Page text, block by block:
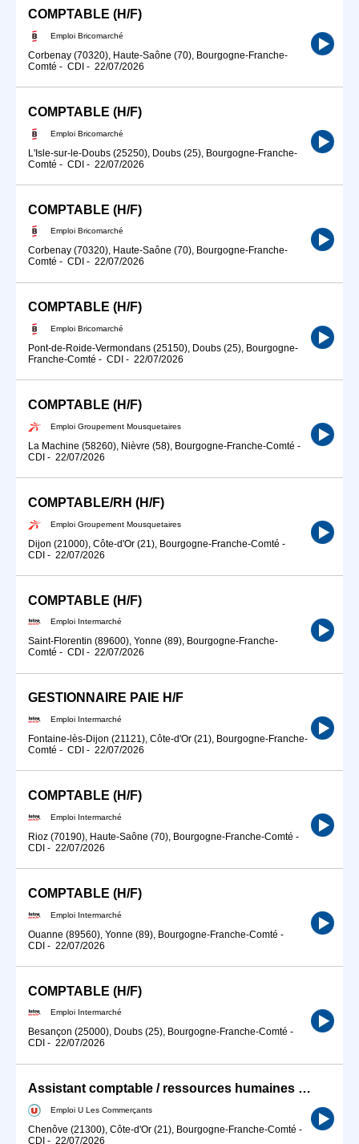
COMPTABLE (H/F)
Emploi Bricomarché
Corbenay (70320), Haute-Saône (70), Bourgogne-Franche-
Comté - CDI - 22/07/2026
COMPTABLE (H/F)
Emploi Bricomarché
L'Isle-sur-le-Doubs (25250), Doubs (25), Bourgogne-Franche-
Comté - CDI - 22/07/2026
COMPTABLE (H/F)
Emploi Bricomarché
Corbenay (70320), Haute-Saône (70), Bourgogne-Franche-
Comté - CDI - 22/07/2026
COMPTABLE (H/F)
Emploi Bricomarché
Pont-de-Roide-Vermondans (25150), Doubs (25), Bourgogne-
Franche-Comté - CDI - 22/07/2026
COMPTABLE (H/F)
Emploi Groupement Mousquetaires
La Machine (58260), Nièvre (58), Bourgogne-Franche-Comté -
CDI - 22/07/2026
COMPTABLE/RH (H/F)
Emploi Groupement Mousquetaires
Dijon (21000), Côte-d'Or (21), Bourgogne-Franche-Comté -
CDI - 22/07/2026
COMPTABLE (H/F)
Emploi Intermarché
Saint-Florentin (89600), Yonne (89), Bourgogne-Franche-
Comté - CDI - 22/07/2026
GESTIONNAIRE PAIE H/F
Emploi Intermarché
Fontaine-lès-Dijon (21121), Côte-d'Or (21), Bourgogne-Franche-
Comté - CDI - 22/07/2026
COMPTABLE (H/F)
Emploi Intermarché
Rioz (70190), Haute-Saône (70), Bourgogne-Franche-Comté -
CDI - 22/07/2026
COMPTABLE (H/F)
Emploi Intermarché
Ouanne (89560), Yonne (89), Bourgogne-Franche-Comté -
CDI - 22/07/2026
COMPTABLE (H/F)
Emploi Intermarché
Besançon (25000), Doubs (25), Bourgogne-Franche-Comté -
CDI - 22/07/2026
Assistant comptable / ressources humaines H/F
Emploi U Les Commerçants
Chenôve (21300), Côte-d'Or (21), Bourgogne-Franche-Comté -
CDI - 22/07/2026